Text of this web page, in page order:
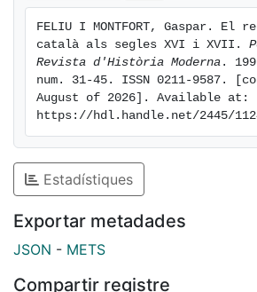
FELIU I MONTFORT, Gaspar. El
català als segles XVI i XVII.
Revista d'Història Moderna .
num. 31-45. ISSN 0211-9587.
August of 2026]. Available at:
https://hdl.handle.net/2445/
Estadístiques
Exportar metadades
JSON - METS
Compartir registre